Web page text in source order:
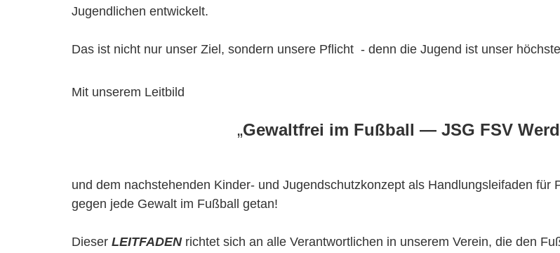
Jugendlichen entwickelt.
Das ist nicht nur unser Ziel, sondern unsere Pflicht - denn die Jugend ist unser
Mit unserem Leitbild
„Gewaltfrei im Fußball — JSG FSV
und dem nachstehenden Kinder- und Jugendschutzkonzept als Handlungsleifaden
gegen jede Gewalt im Fußball getan!
Dieser LEITFADENrichtet sich an alle Verantwortlichen in unserem Verein, die den